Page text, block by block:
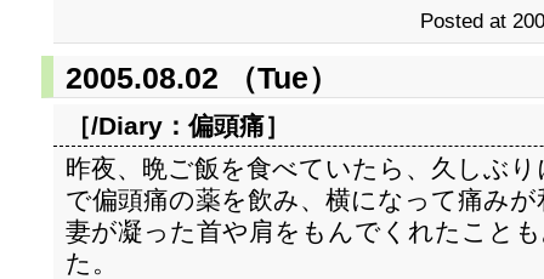
Posted at
2005.08.02 （Tue）
［/Diary：偏頭痛］
昨夜、晩ご飯を食べていたら、久しぶ
で偏頭痛の薬を飲み、横になって痛み
妻が凝った首や肩をもんでくれたこと
た。